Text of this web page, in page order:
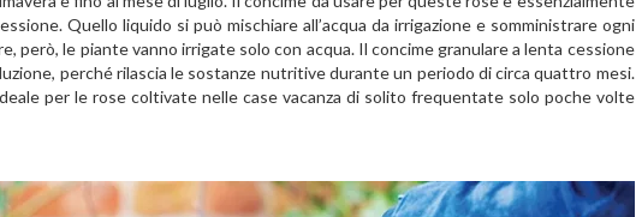
Quello liquido si può mischiare all’acqua da irrigazione e somministrare ogni
però, le piante vanno irrigate solo con acqua. Il concime granulare a lenta cessione
perché rilascia le sostanze nutritive durante un periodo di circa quattro mesi.
per le rose coltivate nelle case vacanza di solito frequentate solo poche volte